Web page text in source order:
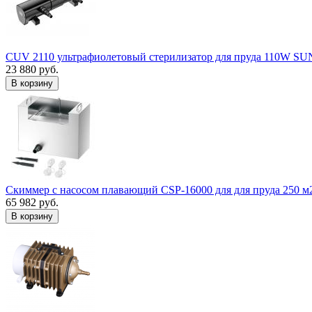
CUV 2110 ультрафиолетовый стерилизатор для пруда 110W
23 880 руб.
В корзину
Скиммер с насосом плавающий CSP-16000 для для пруда 250
65 982 руб.
В корзину